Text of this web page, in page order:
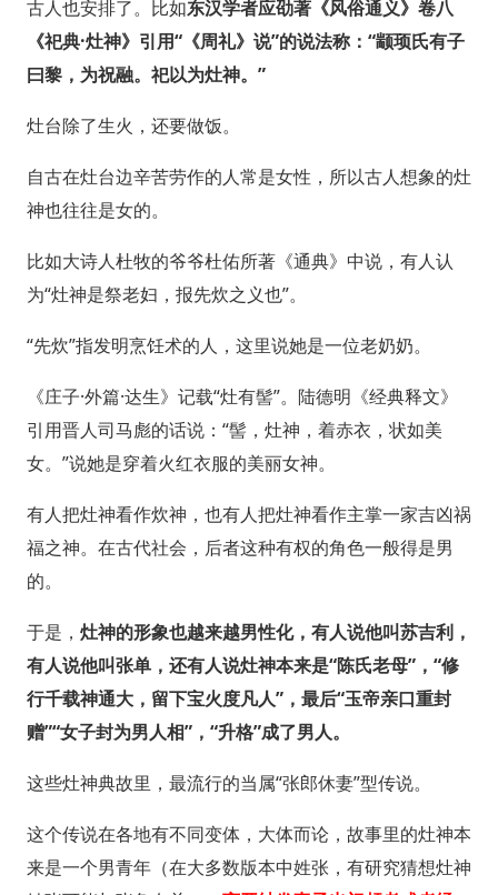
古人也安排了。比如东汉学者应劭著《风俗通义》卷八
《祀典·灶神》引用“《周礼》说”的说法称：“颛顼氏有子
曰黎，为祝融。祀以为灶神。”
灶台除了生火，还要做饭。
自古在灶台边辛苦劳作的人常是女性，所以古人想象的灶
神也往往是女的。
比如大诗人杜牧的爷爷杜佑所著《通典》中说，有人认
为“灶神是祭老妇，报先炊之义也”。
“先炊”指发明烹饪术的人，这里说她是一位老奶奶。
《庄子·外篇·达生》记载“灶有髻”。陆德明《经典释文》
引用晋人司马彪的话说：“髻，灶神，着赤衣，状如美
女。”说她是穿着火红衣服的美丽女神。
有人把灶神看作炊神，也有人把灶神看作主掌一家吉凶祸
福之神。在古代社会，后者这种有权的角色一般得是男
的。
于是， 灶神的形象也越来越男性化，有人说他叫苏吉利，
有人说他叫张单，还有人说灶神本来是“陈氏老母”，“修
行千载神通大，留下宝火度凡人”，最后“玉帝亲口重封
赠”“女子封为男人相”，“升格”成了男人。
这些灶神典故里，最流行的当属“张郎休妻”型传说。
这个传说在各地有不同变体，大体而论，故事里的灶神本
来是一个男青年（在大多数版本中姓张，有研究猜想灶神